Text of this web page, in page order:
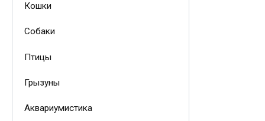
Кошки
Собаки
Птицы
Грызуны
Аквариумистика